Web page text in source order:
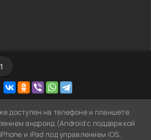
доступен на телефоне и планшете
андроид (Android с поддержкой
и iPad под управлением iOS,